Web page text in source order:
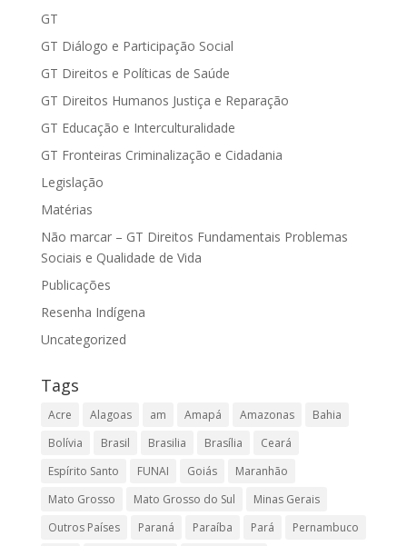
GT
GT Diálogo e Participação Social
GT Direitos e Políticas de Saúde
GT Direitos Humanos Justiça e Reparação
GT Educação e Interculturalidade
GT Fronteiras Criminalização e Cidadania
Legislação
Matérias
Não marcar – GT Direitos Fundamentais Problemas
Sociais e Qualidade de Vida
Publicações
Resenha Indígena
Uncategorized
Tags
Acre Alagoas am Amapá Amazonas
Bahia
Bolívia
Brasil Brasilia Brasília
Ceará
Espírito Santo
FUNAI Goiás
Maranhão
Mato Grosso
Mato Grosso do Sul
Minas Gerais
Outros Países
Paraná Paraíba Pará
Pernambuco